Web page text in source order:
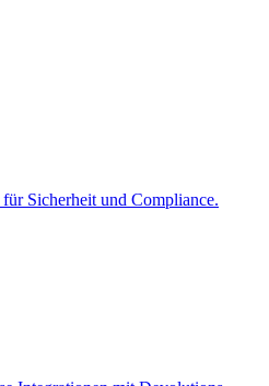
Sicherheit und Compliance.